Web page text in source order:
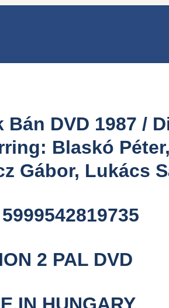
Bán DVD 1987 /
Blaskó
Gábor, Lukács
2 PAL DVD